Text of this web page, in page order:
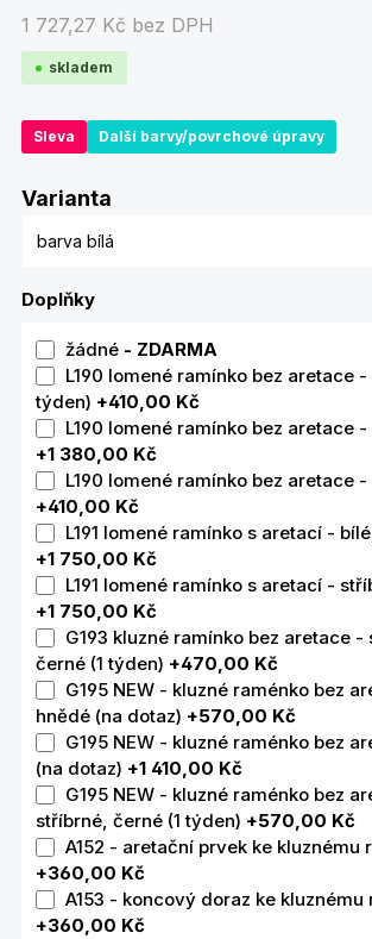
1 727,27 Kč bez DPH
skladem
Sleva Další barvy/povrchové úpravy
VariantaZvolte variantu
Doplňky
žádné - ZDARMA
L190 lomené ramínko bez aretace
týden) +410,00 Kč
L190 lomené ramínko bez aretace
+1 380,00 Kč
L190 lomené ramínko bez aretace
+410,00 Kč
L191 lomené ramínko s aretací -
+1 750,00 Kč
L191 lomené ramínko s aretací -
+1 750,00 Kč
G193 kluzné ramínko bez aretace
černé (1 týden) +470,00 Kč
G195 NEW - kluzné raménko bez
hnědé (na dotaz) +570,00 Kč
G195 NEW - kluzné raménko bez
(na dotaz) +1 410,00 Kč
G195 NEW - kluzné raménko bez
stříbrné, černé (1 týden) +570,00 Kč
A152 - aretační prvek ke kluznému
+360,00 Kč
A153 - koncový doraz ke kluznému
+360,00 Kč